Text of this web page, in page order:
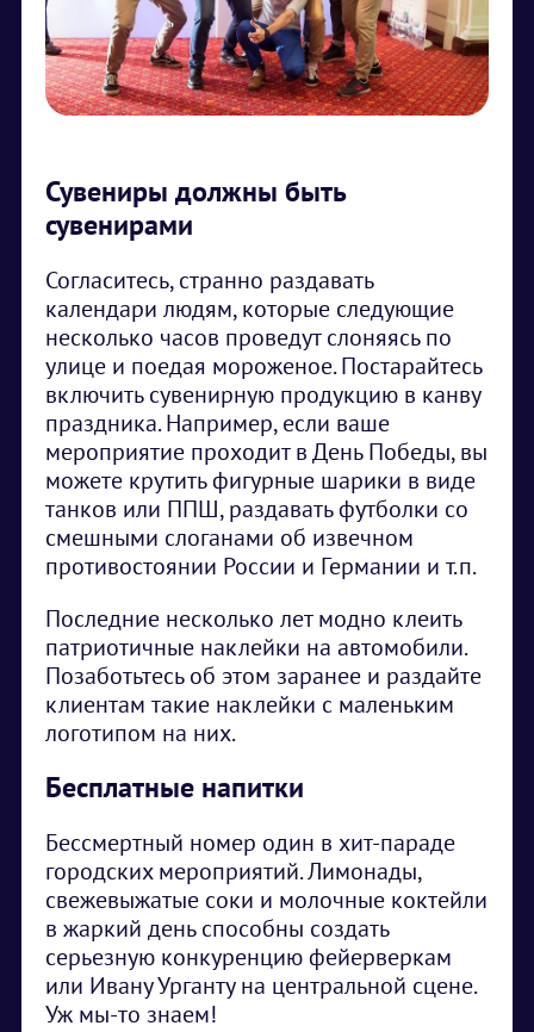
Сувениры должны быть
сувенирами
Согласитесь, странно раздавать
календари людям, которые следующие
несколько часов проведут слоняясь по
улице и поедая мороженое. Постарайтесь
включить сувенирную продукцию в канву
праздника. Например, если ваше
мероприятие проходит в День Победы, вы
можете крутить фигурные шарики в виде
танков или ППШ, раздавать футболки со
смешными слоганами об извечном
противостоянии России и Германии и т.п.
Последние несколько лет модно клеить
патриотичные наклейки на автомобили.
Позаботьтесь об этом заранее и раздайте
клиентам такие наклейки с маленьким
логотипом на них.
Бесплатные напитки
Бессмертный номер один в хит-параде
городских мероприятий. Лимонады,
свежевыжатые соки и молочные коктейли
в жаркий день способны создать
серьезную конкуренцию фейерверкам
или Ивану Урганту на центральной сцене.
Уж мы-то знаем!